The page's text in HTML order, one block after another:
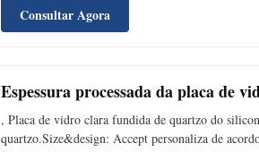
Consultar Agora
Espessura processada da placa de
, Placa de vidro clara fundida de quartzo do
quartzo.Size&design: Accept personaliza de